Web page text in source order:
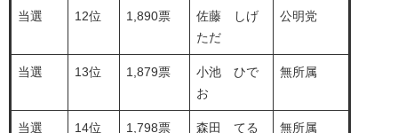
当選 12位 1,890票
佐藤 しげ
ただ
公明党
当選 13位 1,879票
小池 ひで
お
無所属
当選 14位 1,798票
森田 てる
無所属